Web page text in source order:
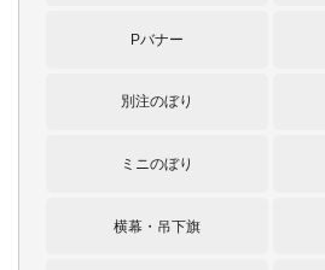
Pバナー
別注のぼり
ミニのぼり
横幕・吊下旗